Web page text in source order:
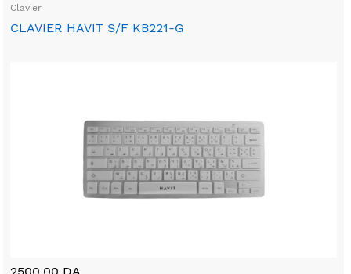
Clavier
CLAVIER HAVIT S/F KB221-G